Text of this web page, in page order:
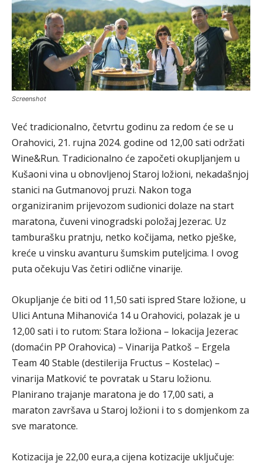
Screenshot
Već tradicionalno, četvrtu godinu za redom će se u
Orahovici, 21. rujna 2024. godine od 12,00 sati održati
Wine&Run. Tradicionalno će započeti okupljanjem u
Kušaoni vina u obnovljenoj Staroj ložioni, nekadašnjoj
stanici na Gutmanovoj pruzi. Nakon toga
organiziranim prijevozom sudionici dolaze na start
maratona, čuveni vinogradski položaj Jezerac. Uz
tamburašku pratnju, netko kočijama, netko pješke,
kreće u vinsku avanturu šumskim puteljcima. I ovog
puta očekuju Vas četiri odlične vinarije.
Okupljanje će biti od 11,50 sati ispred Stare ložione, u
Ulici Antuna Mihanovića 14 u Orahovici, polazak je u
12,00 sati i to rutom: Stara ložiona – lokacija Jezerac
(domaćin PP Orahovica) – Vinarija Patkoš – Ergela
Team 40 Stable (destilerija Fructus – Kostelac) –
vinarija Matković te povratak u Staru ložionu.
Planirano trajanje maratona je do 17,00 sati, a
maraton završava u Staroj ložioni i to s domjenkom za
sve maratonce.
Kotizacija je 22,00 eura,a cijena kotizacije uključuje: